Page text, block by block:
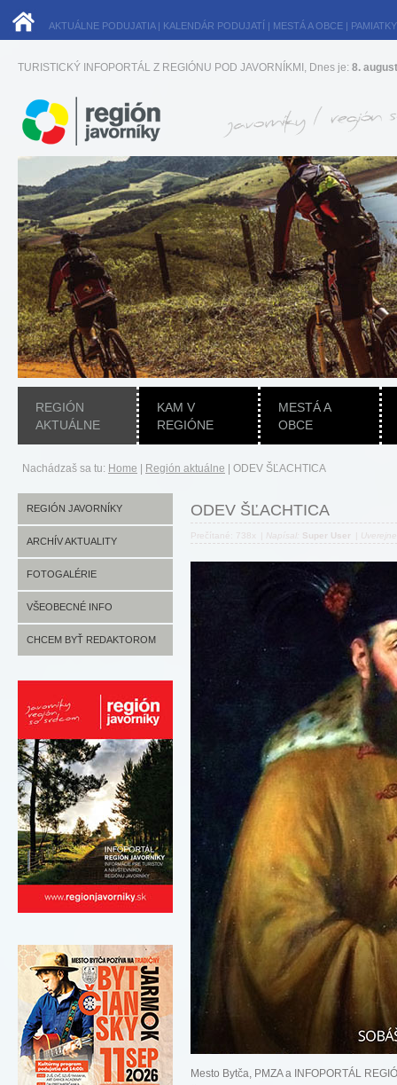
AKTUÁLNE PODUJATIA| KALENDÁR PODUJATÍ | MESTÁ A OBCE | PAMIATKY
TURISTICKÝ INFOPORTÁL Z REGIÓNU POD JAVORNÍKMI, Dnes je: 8.
REGIÓN
AKTUÁLNE
KAM V
REGIÓNE
MESTÁ A
OBCE
Nachádzaš sa tu: Home Región aktuálne ODEV ŠĽACHTICA
REGIÓN JAVORNÍKY
ARCHÍV AKTUALITY
FOTOGALÉRIE
VŠEOBECNÉ INFO
CHCEM BYŤ REDAKTOROM
ODEV ŠĽACHTICA
Prečítané: 738x Napísal: Super User
Mesto Bytča, PMZA a INFOPORTÁL